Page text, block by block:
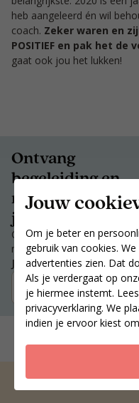
Jouw
Om je beter en
gebruik van cookies.
advertenties zien. Dat
Als je verdergaat op
je hiermee instemt. Lees
privacyverklaring. We
indien je ervoor kiest
heb aangeleerd én wil
coach. Zeker waren en
POSITIEF en pak het de
gaat ook jou het lukken!
Ontvang
begeleiding en
motivatie die bij
jou past.
Ontvang begeleiding en
motivatie die bij jou past.
Jouw postcode